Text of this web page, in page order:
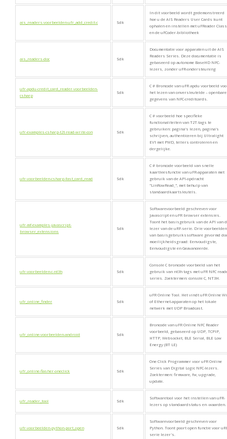
ais_readers-voorbeelden-ufr_add_credit-c Sdk
In dit voorbeeld wordt gedemonstreerd
hoe u de AIS Readers User Cards kunt
ophalen en instellen met uFReader
en de uFCoder-bibliotheek
ais_readers-doc Sdk
Documentatie voor apparaten uit de AIS
Readers Series. Deze documentatie is
gebaseerd op autonome BaseHD NFC-
lezers, zonder uFR-ondersteuning
ufr-apdu-credit_card_reader-voorbeelden-
csharp
Sdk
C # Broncode van uFR apdu voorbeeld
het lezen van onversleutelde – openbare
gegevens van NFC-creditcards.
ufr-examples-csharp-t2t-read-write-con Sdk
C # voorbeeld hoe specifieke
functionaliteiten van T2T-tags te
gebruiken: pagina's lezen, pagina's
schrijven, authenticeren bij Ultralight
EV1 met PWD, tellers controleren en
dergelijke.
ufr-voorbeelden-csharp-fast_card_read Sdk
C # broncode voorbeeld van snelle
kaartleesfunctie van uFR-apparaten met
gebruik van de API-opdracht
"LinRowRead_", met behulp van
standaardkaartsleutels.
ufr-mf-examples-javascript-
browser_extensions
Sdk
Softwarevoorbeeld geschreven voor
Javascript en uFR browser extensies.
Toont het basisgebruik van de API van
lezer van de uRF-serie. Drie voorbeelden
van basisgebruikssoftware gevormd
moeilijkheidsgraad: Eenvoudigste,
Eenvoudigste en Geavanceerde.
ufr-voorbeelden-c-nt3h Sdk
Console C broncode voorbeeld van het
gebruik van nt3h tags met uFR NFC
series. Zoektermen: console C, NT3H.
ufr_online_finder Sdk
uFR Online Tool. Het vindt uFR Online
of Ethernet-apparaten op het lokale
netwerk met UDP Broadcast.
ufr_online-voorbeelden-android Sdk
Broncode van uFR Online NFC Reader
voorbeeld, gebaseerd op UDP, TCPIP,
HTTP, Websocket, BLE Serial, BLE Low
Energy (BT LE)
ufr_online-flasher-oneclick Sdk
One Click Programmer voor uFR Online
Series van Digital Logic NFC-lezers.
Zoektermen: firmware, fw, upgrade,
update.
ufr_reader_tool Sdk
Softwaretool voor het instellen van uFR-
lezers op standaardstatus en -waarden.
ufr-voorbeelden-python-port_open Sdk
Softwarevoorbeeld geschreven voor
Python. Toont poort open functie voor
serie lezer's.